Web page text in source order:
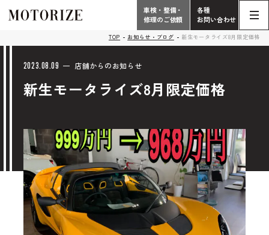
こだわり
輸入車買取査定依頼
中古車販売・在庫車情報
車検・整備・修理のご依頼
Phone
電話受付時間 10:00 - 18:30（月曜定休）
058-247-7733
タップで電話がかかります
お問い合わせ総合
058-247-8001
タップで電話がかかります
Contact
車検・整備・
修理のご依頼
各種
お問い合わせ
TOP お知らせ・ブログ 新生モータライズ8月限定価格
2023.08.09 店舗からのお知らせ
新生モータライズ8月限定価格